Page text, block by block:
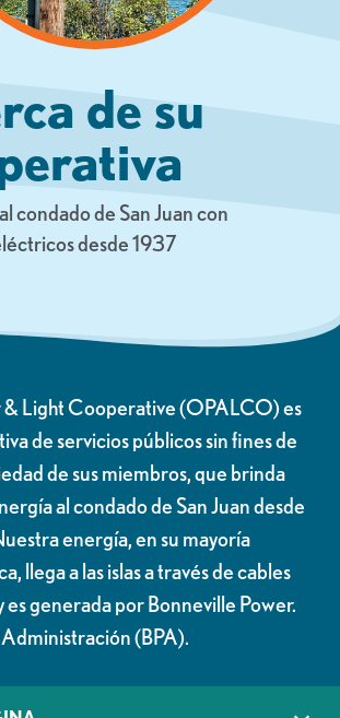
de su
condado de San Juan con
desde 1937
& Light Cooperative (OPALCO) es
de servicios públicos sin fines de
de sus miembros, que brinda
al condado de San Juan desde
energía, en su mayoría
llega a las islas a través de cables
es generada por Bonneville Power.
Administración (BPA).